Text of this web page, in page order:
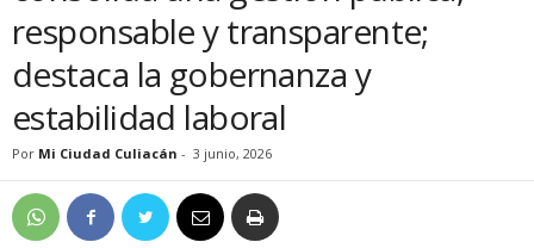
responsable y transparente;
destaca la gobernanza y
estabilidad laboral
Por Mi Ciudad Culiacán - 3 junio, 2026